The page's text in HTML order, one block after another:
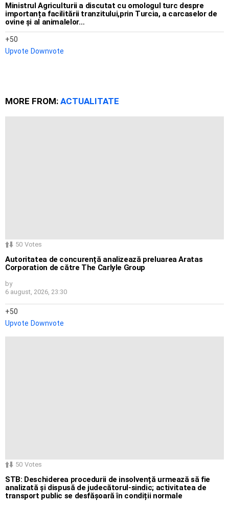
Ministrul Agriculturii a discutat cu omologul turc despre
importanța facilitării tranzitului,prin Turcia, a carcaselor de
ovine și al animalelor…
50
Upvote Downvote
MORE FROM: ACTUALITATE
50 Votes
Autoritatea de concurență analizează preluarea Aratas
Corporation de către The Carlyle Group
by
6 august, 2026, 23:30
50
Upvote Downvote
50 Votes
STB: Deschiderea procedurii de insolvență urmează să fie
analizată și dispusă de judecătorul-sindic; activitatea de
transport public se desfășoară în condiții normale